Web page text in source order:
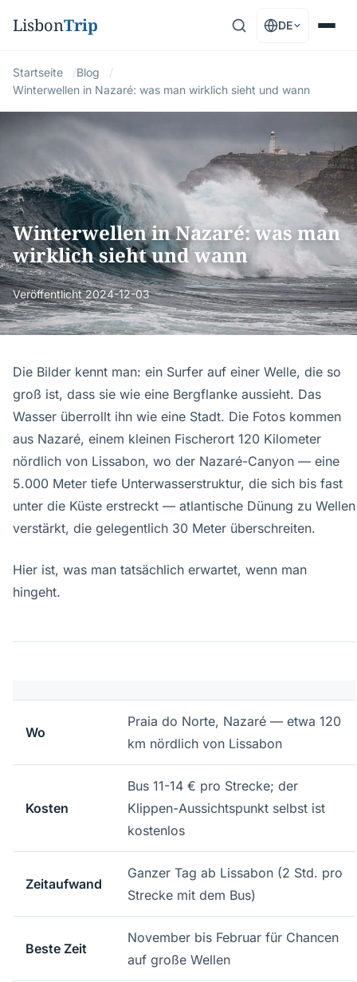
LisbonTrip DE
Startseite
Blog
Winterwellen in Nazaré: was man wirklich sieht und wann
Winterwellen in Nazaré: was man
wirklich sieht und wann
Veröffentlicht2024-12-03
Die Bilder kennt man: ein Surfer auf einer Welle, die so
groß ist, dass sie wie eine Bergflanke aussieht. Das
Wasser überrollt ihn wie eine Stadt. Die Fotos kommen
aus Nazaré, einem kleinen Fischerort 120 Kilometer
nördlich von Lissabon, wo der Nazaré-Canyon — eine
5.000 Meter tiefe Unterwasserstruktur, die sich bis fast
unter die Küste erstreckt — atlantische Dünung zu Wellen
verstärkt, die gelegentlich 30 Meter überschreiten.
Hier ist, was man tatsächlich erwartet, wenn man
hingeht.
Wo
Praia do Norte, Nazaré — etwa 120
km nördlich von Lissabon
Kosten
Bus 11-14 € pro Strecke; der
Klippen-Aussichtspunkt selbst ist
kostenlos
Zeitaufwand
Ganzer Tag ab Lissabon (2 Std. pro
Strecke mit dem Bus)
Beste Zeit
November bis Februar für Chancen
auf große Wellen